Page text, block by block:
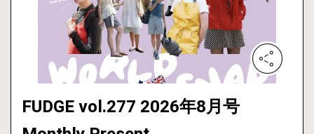
FUDGE vol.277 2026年8月号